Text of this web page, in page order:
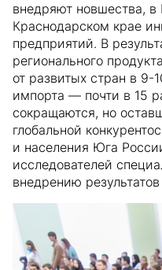
внедряют новшества, в
Краснодарском крае
предприятий. В
регионального
от развитых стран в 9-
импорта — почти в 15
сокращаются, но
глобальной
и населения Юга
исследователей
внедрению